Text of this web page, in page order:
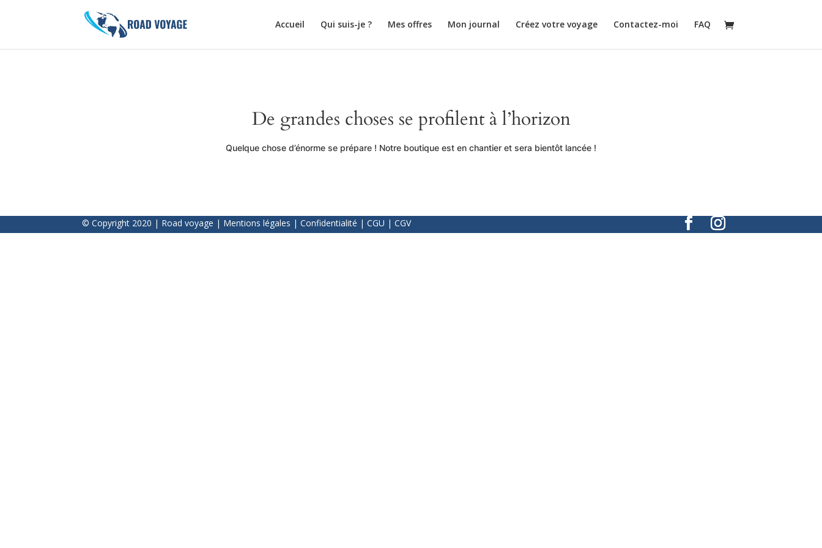
Accueil Qui suis-je ? Mes offres Mon journal Créez votre voyage Contactez-moi FAQ
De grandes choses se profilent à l’horizon
Quelque chose d’énorme se prépare ! Notre boutique est en chantier et sera bientôt lancée !
© Copyright 2020 | Road voyage | Mentions légales |Confidentialité |CGU |CGV